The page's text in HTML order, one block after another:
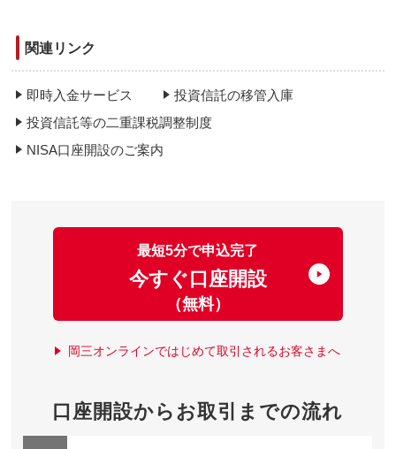
関連リンク
即時入金サービス
投資信託の移管入庫
投資信託等の二重課税調整制度
NISA口座開設のご案内
最短5分で申込完了
今すぐ口座開設
（無料）
岡三オンラインではじめて取引されるお客さまへ
口座開設からお取引までの流れ